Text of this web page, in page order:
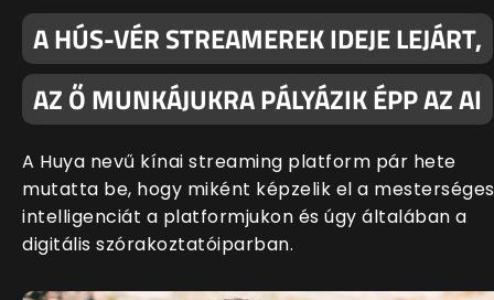
A HÚS-VÉR STREAMEREK IDEJE LEJÁRT,
AZ Ő MUNKÁJUKRA PÁLYÁZIK ÉPP AZ AI
A Huya nevű kínai streaming platform pár hete
mutatta be, hogy miként képzelik el a mesterséges
intelligenciát a platformjukon és úgy általában a
digitális szórakoztatóiparban.